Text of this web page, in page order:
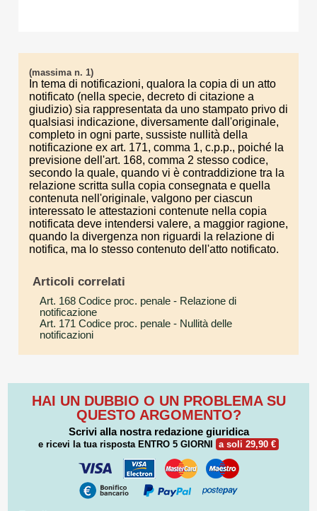
(massima n. 1)
In tema di notificazioni, qualora la copia di un atto
notificato (nella specie, decreto di citazione a
giudizio) sia rappresentata da uno stampato privo di
qualsiasi indicazione, diversamente dall'originale,
completo in ogni parte, sussiste nullità della
notificazione ex art. 171, comma 1, c.p.p., poiché la
previsione dell'art. 168, comma 2 stesso codice,
secondo la quale, quando vi è contraddizione tra la
relazione scritta sulla copia consegnata e quella
contenuta nell'originale, valgono per ciascun
interessato le attestazioni contenute nella copia
notificata deve intendersi valere, a maggior ragione,
quando la divergenza non riguardi la relazione di
notifica, ma lo stesso contenuto dell'atto notificato.
Articoli correlati
Art. 168 Codice proc. penale - Relazione di
notificazione
Art. 171 Codice proc. penale - Nullità delle
notificazioni
HAI UN DUBBIO O UN PROBLEMA SU
QUESTO ARGOMENTO?
Scrivi alla nostra redazione giuridica
e ricevi la tua risposta ENTRO 5 GIORNI a soli 29,90 €